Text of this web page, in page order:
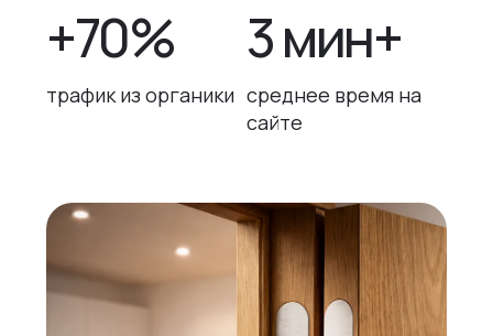
+70%
трафик из органики
3 мин+
среднее время на
сайте